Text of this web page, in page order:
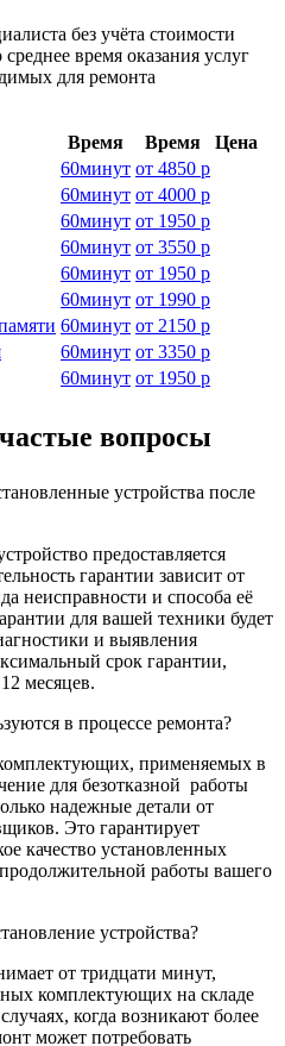
без учёта стоимости
время оказания услуг
для ремонта
Время Время
Цена
60минут от 4850 р
60минут от 4000 р
60минут от 1950 р
60минут от 3550 р
60минут от 1950 р
60минут от 1990 р
60минут от 2150 р
60минут от 3350 р
60минут от 1950 р
вопросы
устройства после
предоставляется
гарантии зависит от
неисправности и способа её
для вашей техники будет
и выявления
срок гарантии,
месяцев.
в процессе ремонта?
применяемых в
для безотказной работы
надежные детали от
Это гарантирует
качество установленных
работы вашего
устройства?
от тридцати минут,
комплектующих на складе
когда возникают более
может потребовать